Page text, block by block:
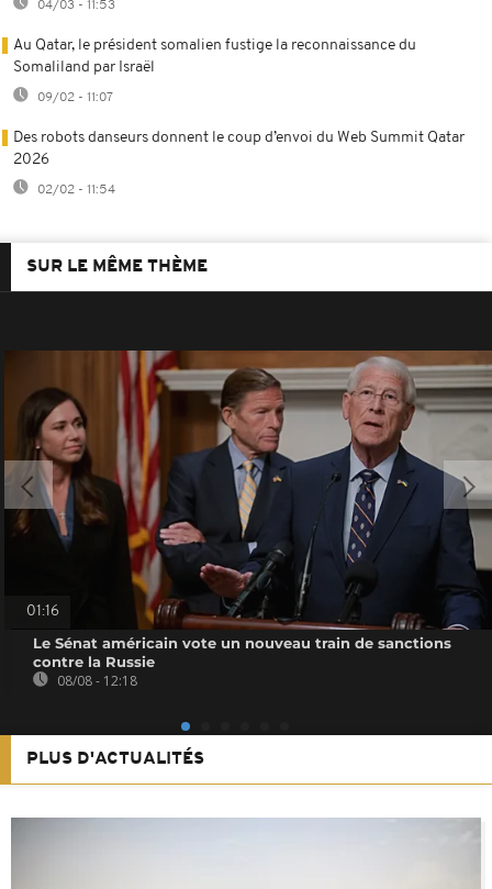
04/03 - 11:53
Au Qatar, le président somalien fustige la reconnaissance du
Somaliland par Israël
09/02 - 11:07
Des robots danseurs donnent le coup d’envoi du Web Summit Qatar
2026
02/02 - 11:54
SUR LE MÊME THÈME
01:16
Le Sénat américain vote un nouveau train de sanctions
contre la Russie
08/08 - 12:18
PLUS D'ACTUALITÉS